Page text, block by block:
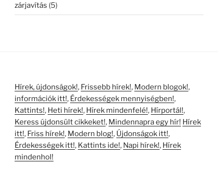
zárjavítás (5)
Hírek, újdonságok!, Frissebb hírek!, Modern blogok!,
információk itt!, Érdekességek mennyiségben!,
Kattints!, Heti hírek!, Hírek mindenfelé!, Hírportál!,
Keress újdonsült cikkeket!, Mindennapra egy hír! Hírek
itt!, Friss hírek!, Modern blog!, Újdonságok itt!,
Érdekességek itt!, Kattints ide!, Napi hírek!, Hírek
mindenhol!